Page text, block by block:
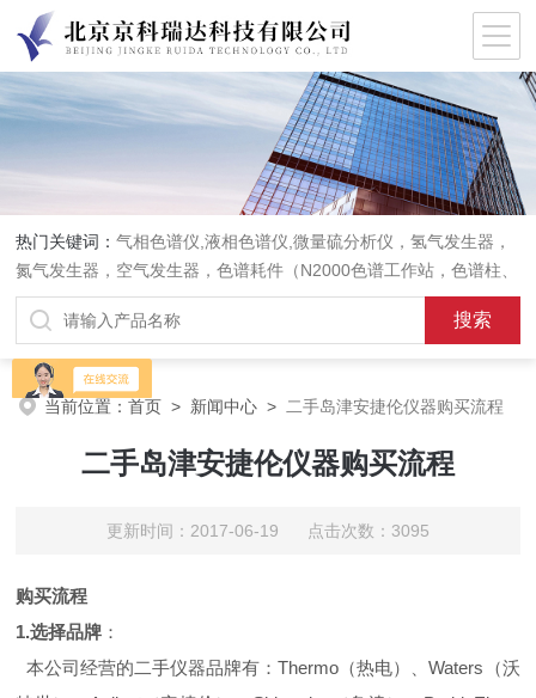
热门关键词：气相色谱仪,液相色谱仪,微量硫分析仪，氢气发生器，
氮气发生器，空气发生器，色谱耗件（N2000色谱工作站，色谱柱、
阀件、进样器、色谱担体），顶空进样器，热解析仪，紫外分光光度
计，原子吸收分光光度计，傅立叶红外光谱仪，分析天平等常规实验
室产品。
当前位置：首页 > 新闻中心 > 二手岛津安捷伦仪器购买流程
二手岛津安捷伦仪器购买流程
更新时间：2017-06-19 点击次数：3095
购买流程
1.选择品牌 ：
本公司经营的二手仪器品牌有：Thermo （热电）、Waters （沃